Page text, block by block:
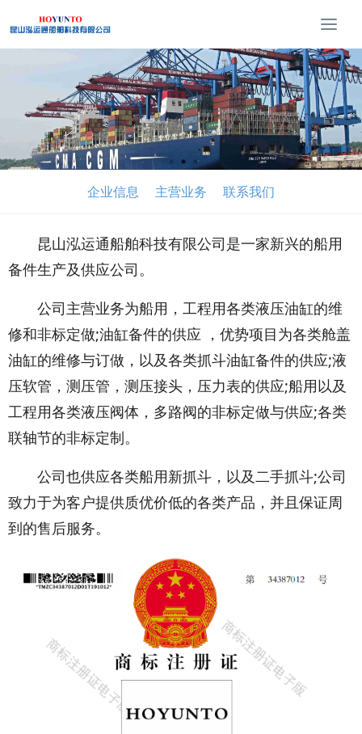
T
o
g
g
l
e
n
a
v
t
企业信息 主营业务 联系我们
昆山泓运通船舶科技有限公司是一家新兴的船用
备件生产及供应公司。
公司主营业务为船用，工程用各类液压油缸的维
修和非标定做;油缸备件的供应 ，优势项目为各类舱盖
油缸的维修与订做，以及各类抓斗油缸备件的供应;液
压软管，测压管，测压接头，压力表的供应;船用以及
工程用各类液压阀体，多路阀的非标定做与供应;各类
联轴节的非标定制。
公司也供应各类船用新抓斗，以及二手抓斗;公司
致力于为客户提供质优价低的各类产品，并且保证周
到的售后服务。